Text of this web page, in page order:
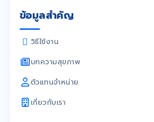
ข้อมูลสำคัญ
วิธีใช้งาน
บทความสุขภาพ
ตัวแทนจำหน่าย
เกี่ยวกับเรา